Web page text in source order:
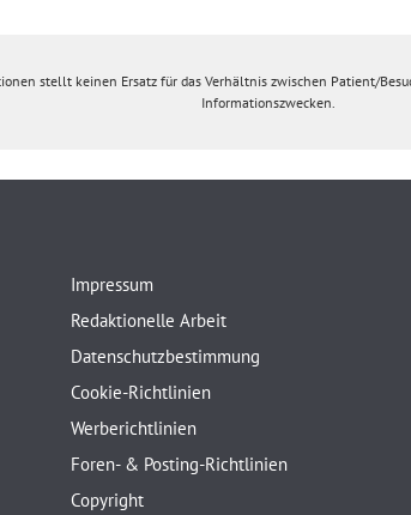
stellt keinen Ersatz für das Verhältnis zwischen Patient/
Informationszwecken.
Impressum
Redaktionelle Arbeit
Datenschutzbestimmung
Cookie-Richtlinien
Werberichtlinien
Foren- & Posting-Richtlinien
Copyright